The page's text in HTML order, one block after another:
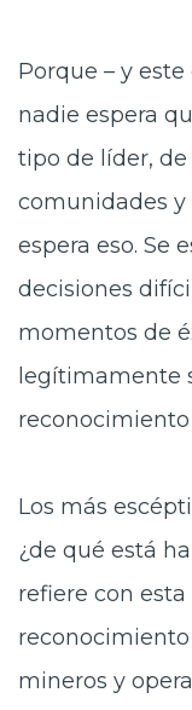
Porque – y
nadie espera
tipo de líder,
comunidades y
espera eso. Se
decisiones
momentos de
legítimamente
Los más
¿de qué está
refiere con esta
mineros y